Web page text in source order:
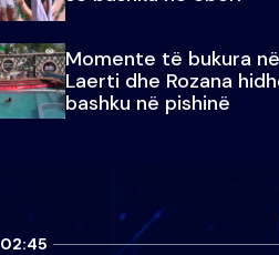
Momente të bukura
Laerti dhe Rozana
bashku në pishinë
02:45